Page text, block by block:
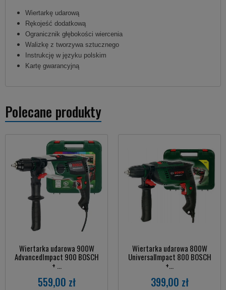
Wiertarkę udarową
Rękojeść dodatkową
Ogranicznik głębokości wiercenia
Walizkę z tworzywa sztucznego
Instrukcję w języku polskim
Kartę gwarancyjną
Polecane produkty
Wiertarka udarowa 900W
AdvancedImpact 900 BOSCH
+ ...
559,00 zł
Wiertarka udarowa 800W
UniversalImpact 800 BOSCH
+...
399,00 zł